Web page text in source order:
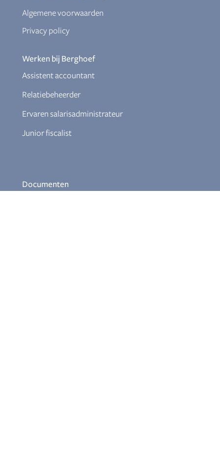
Algemene voorwaarden
Privacy policy
Werken bij Berghoef
Assistent accountant
Relatiebeheerder
Ervaren salarisadministrateur
Junior fiscalist
Documenten